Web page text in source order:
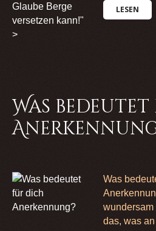
Glaube Berge
versetzen kann!"
>
LESEN
Was
Was
das, was